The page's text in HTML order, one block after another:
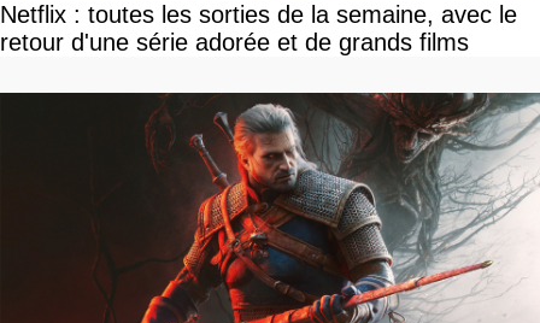
Netflix : toutes les sorties de la semaine, avec le
retour d'une série adorée et de grands films